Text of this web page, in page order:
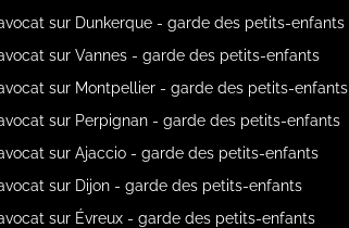
sur Dunkerque - garde des petits-enfants
sur Vannes - garde des petits-enfants
sur Montpellier - garde des petits-enfants
sur Perpignan - garde des petits-enfants
sur Ajaccio - garde des petits-enfants
sur Dijon - garde des petits-enfants
sur Évreux - garde des petits-enfants